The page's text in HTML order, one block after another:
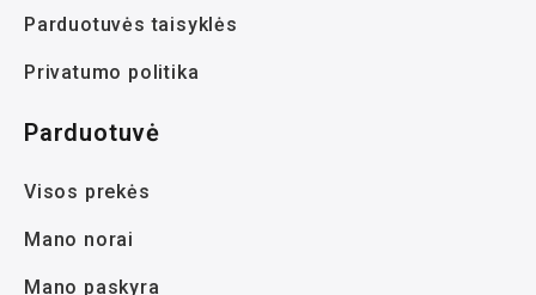
Parduotuvės taisyklės
Privatumo politika
Parduotuvė
Visos prekės
Mano norai
Mano paskyra